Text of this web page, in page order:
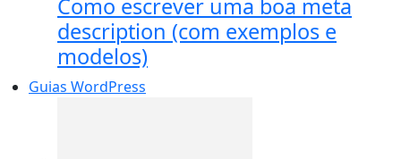
Como escrever uma boa meta
description (com exemplos e
modelos)
Guias WordPress